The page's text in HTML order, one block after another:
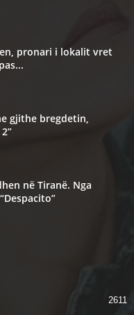
pronari i lokalit vret
gjithe bregdetin,
në Tiranë. Nga
2611